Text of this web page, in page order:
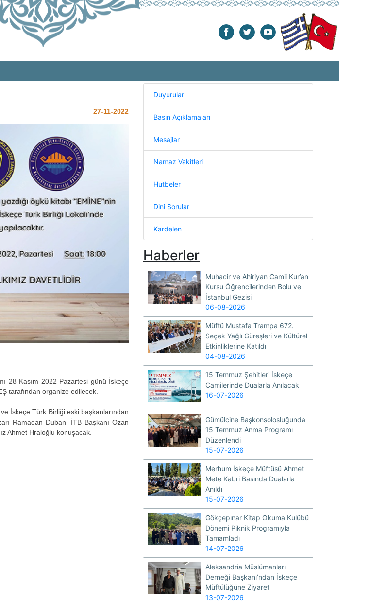
27-11-2022
28 Kasım 2022 Pazartesi günü İskeçe
tarafından organize edilecek.
İskeçe Türk Birliği eski başkanlarından
Ramadan Duban, İTB Başkanı Ozan
Ahmet Hraloğlu konuşacak.
Duyurular
Basın Açıklamaları
Mesajlar
Namaz Vakitleri
Hutbeler
Dini Sorular
Kardelen
Haberler
Muhacir ve Ahiriyan Camii Kur’an
Kursu Öğrencilerinden Bolu ve
İstanbul Gezisi
06-08-2026
Müftü Mustafa Trampa 672.
Seçek Yağlı Güreşleri ve Kültürel
Etkinliklerine Katıldı
04-08-2026
15 Temmuz Şehitleri İskeçe
Camilerinde Dualarla Anılacak
16-07-2026
Gümülcine Başkonsolosluğunda
15 Temmuz Anma Programı
Düzenlendi
15-07-2026
Merhum İskeçe Müftüsü Ahmet
Mete Kabri Başında Dualarla
Anıldı
15-07-2026
Gökçepınar Kitap Okuma Kulübü
Dönemi Piknik Programıyla
Tamamladı
14-07-2026
Aleksandria Müslümanları
Derneği Başkanı’ndan İskeçe
Müftülüğüne Ziyaret
13-07-2026